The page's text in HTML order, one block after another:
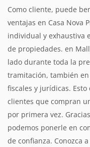
Como cliente, puede
ventajas en Casa Nova
individual y exhaustiva
de propiedades. en
lado durante toda la
tramitación, también
fiscales y jurídicas.
clientes que compran
por primera vez.
podemos ponerle en
de confianza. Conozca